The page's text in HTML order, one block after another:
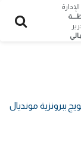
ببرونزية مونديال